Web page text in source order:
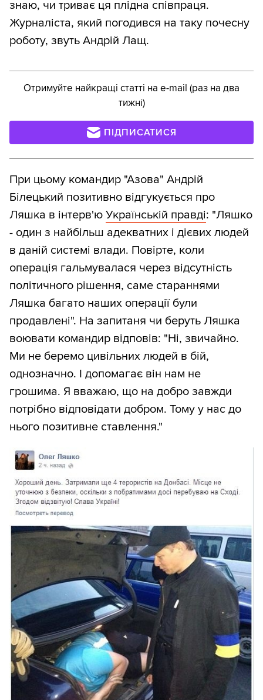
знаю, чи триває ця плідна співпраця.
Журналіста, який погодився на таку почесну
роботу, звуть Андрій Лащ.
Отримуйте найкращі статті на e-mail (раз на два
тижні)
ПІДПИСАТИСЯ
При цьому командир "Азова" Андрій
Білецький позитивно відгукується про
Ляшка в інтерв'ю Українській правді: "Ляшко
- один з найбільш адекватних і дієвих людей
в даній системі влади. Повірте, коли
операція гальмувалася через відсутність
політичного рішення, саме стараннями
Ляшка багато наших операції були
продавлені". На запитаня чи беруть Ляшка
воювати командир відповів: "Ні, звичайно.
Ми не беремо цивільних людей в бій,
однозначно. І допомагає він нам не
грошима. Я вважаю, що на добро завжди
потрібно відповідати добром. Тому у нас до
нього позитивне ставлення."